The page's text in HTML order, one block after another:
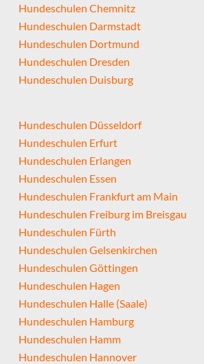
Hundeschulen Chemnitz
Hundeschulen Darmstadt
Hundeschulen Dortmund
Hundeschulen Dresden
Hundeschulen Duisburg
Hundeschulen Düsseldorf
Hundeschulen Erfurt
Hundeschulen Erlangen
Hundeschulen Essen
Hundeschulen Frankfurt am Main
Hundeschulen Freiburg im Breisgau
Hundeschulen Fürth
Hundeschulen Gelsenkirchen
Hundeschulen Göttingen
Hundeschulen Hagen
Hundeschulen Halle (Saale)
Hundeschulen Hamburg
Hundeschulen Hamm
Hundeschulen Hannover